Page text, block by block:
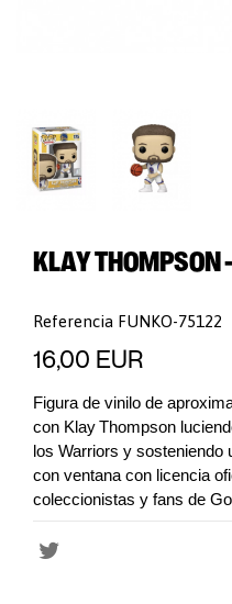
KLAY THOMPSON
Referencia FUNKO-75122
16,00 EUR
Figura de vinilo de
con Klay Thompson
los Warriors y sosteniendo
con ventana con licencia
coleccionistas y fans de